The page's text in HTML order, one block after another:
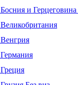
Босния и Герцеговина
Великобритания
Венгрия
Германия
Греция